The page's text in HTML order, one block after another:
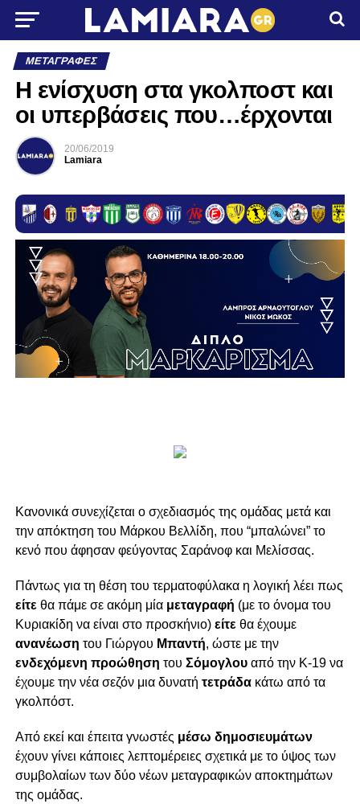
ΜΕΤΑΓΡΑΦΈΣ
Η ενίσχυση στα γκολποστ και
οι υπερβάσεις που…έρχονται
20/06/2019
Lamiara
Κανονικά συνεχίζεται ο σχεδιασμός της ομάδας μετά και
την απόκτηση του Μάρκου Βελλίδη, που “μπαλώνει” το
κενό που άφησαν φεύγοντας Σαράνοφ και Μελίσσας.
Πάντως για τη θέση του τερματοφύλακα η λογική λέει πως
είτε θα πάμε σε ακόμη μία μεταγραφή (με το όνομα του
Κυριακίδη να είναι στο προσκήνιο) είτε θα έχουμε
ανανέωση του Γιώργου Μπαντή, ώστε με την
ενδεχόμενη προώθηση του Σόμογλου από την Κ-19 να
έχουμε την νέα σεζόν μια δυνατή τετράδα κάτω από τα
γκολπόστ.
Από εκεί και έπειτα γνωστές μέσω δημοσιευμάτων
έχουν γίνει κάποιες λεπτομέρειες σχετικά με το ύψος των
συμβολαίων των δύο νέων μεταγραφικών αποκτημάτων
της ομάδας.